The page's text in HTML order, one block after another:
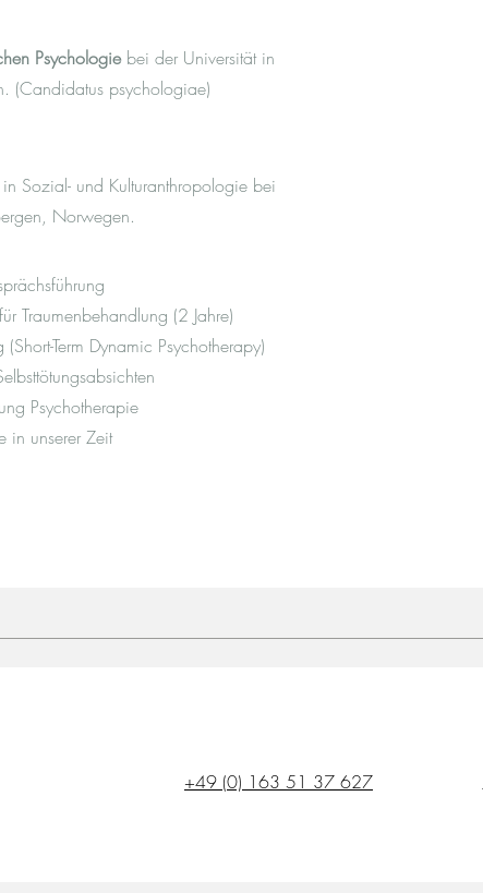
Psychologiebei der Universität in
(Candidatus psychologiae)
in Sozial- und Kulturanthropologie bei
Norwegen.
Traumenbehandlung (2 Jahre)
(Short-Term Dynamic Psychotherapy)
Psychotherapie
in unserer Zeit
+49 (0) 163 51 37 627